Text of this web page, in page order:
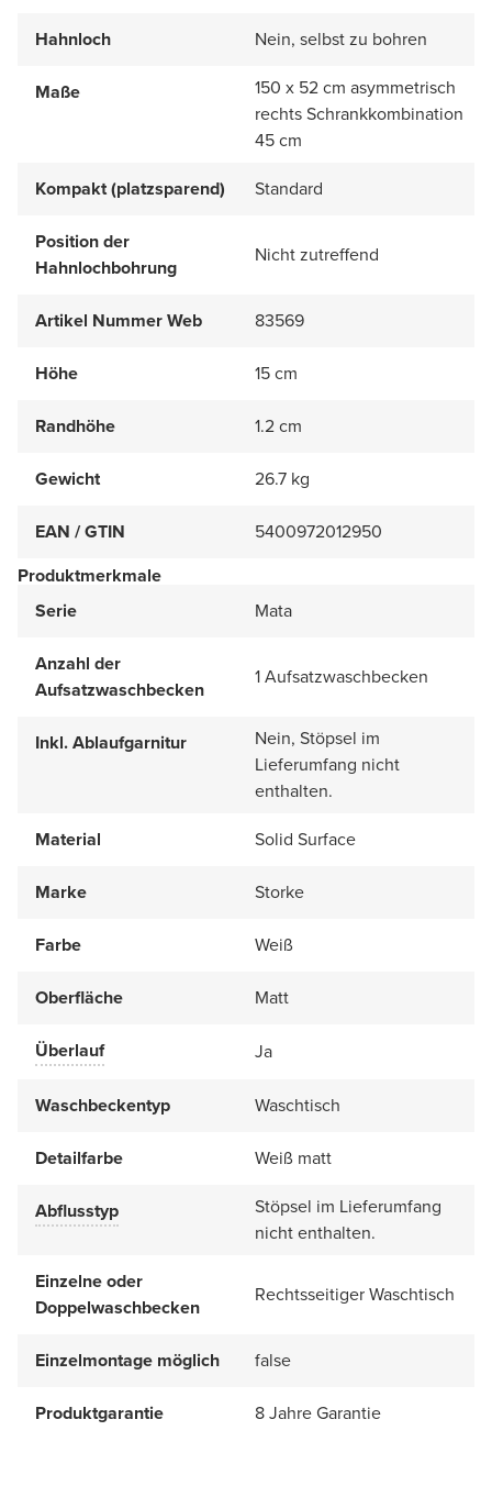
Hahnloch Nein, selbst zu bohren
Maße
150 x 52 cm asymmetrisch
rechts Schrankkombination
45 cm
Kompakt (platzsparend)
Standard
Position der
Hahnlochbohrung
Nicht zutreffend
Artikel Nummer Web 83569
Höhe 15 cm
Randhöhe 1.2 cm
Gewicht 26.7 kg
EAN / GTIN
5400972012950
Produktmerkmale
Serie
Mata
Anzahl der
Aufsatzwaschbecken
1 Aufsatzwaschbecken
Inkl. Ablaufgarnitur
Nein, Stöpsel im
Lieferumfang nicht
enthalten.
Material
Solid Surface
Marke Storke
Farbe Weiß
Oberfläche Matt
Überlauf Ja
Waschbeckentyp Waschtisch
Detailfarbe Weiß matt
Abflusstyp
Stöpsel im Lieferumfang
nicht enthalten.
Einzelne oder
Doppelwaschbecken
Rechtsseitiger Waschtisch
Einzelmontage möglich false
Produktgarantie 8 Jahre Garantie